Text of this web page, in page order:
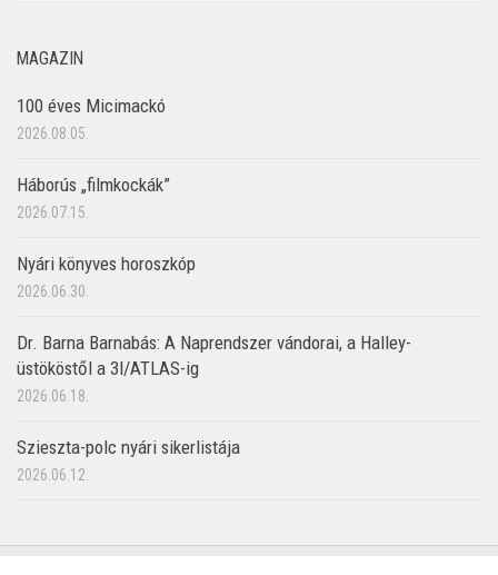
MAGAZIN
100 éves Micimackó
2026.08.05.
Háborús „filmkockák”
2026.07.15.
Nyári könyves horoszkóp
2026.06.30.
Dr. Barna Barnabás: A Naprendszer vándorai, a Halley-
üstököstől a 3I/ATLAS-ig
2026.06.18.
Szieszta-polc nyári sikerlistája
2026.06.12.